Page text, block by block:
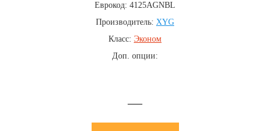
Еврокод: 4125AGNBL
Производитель: XYG
Класс: Эконом
Доп. опции:
—